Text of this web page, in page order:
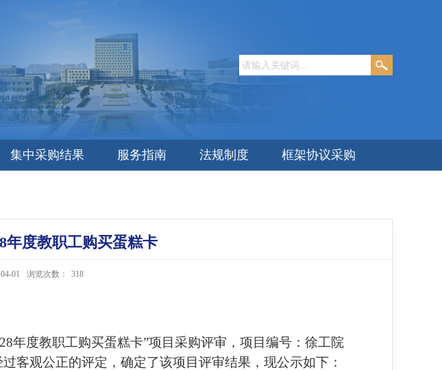
集中采购结果 服务指南 法规制度 框架协议采购
年度教职工购买蛋糕卡
01 浏览次数： 318
年度教职工购买蛋糕卡”项目采购评审，项目编号：徐工院
客观公正的评定，确定了该项目评审结果，现公示如下：